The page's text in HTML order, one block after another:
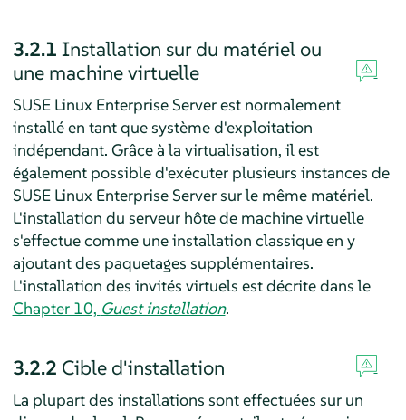
3.2.1 Installation sur du matériel ou
une machine virtuelle
SUSE Linux Enterprise Serverest normalement
installé en tant que système d'exploitation
indépendant. Grâce à la virtualisation, il est
également possible d'exécuter plusieurs instances de
SUSE Linux Enterprise Serversur le même matériel.
L'installation du serveur hôte de machine virtuelle
s'effectue comme une installation classique en y
ajoutant des paquetages supplémentaires.
L'installation des invités virtuels est décrite dans le
Chapter 10, Guest installation.
3.2.2 Cible d'installation
La plupart des installations sont effectuées sur un